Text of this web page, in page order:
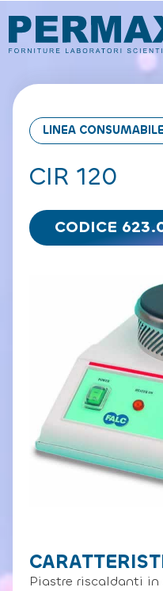
LINEA CONSUMABILE
CIR 120
CODICE
Piastre riscaldanti in